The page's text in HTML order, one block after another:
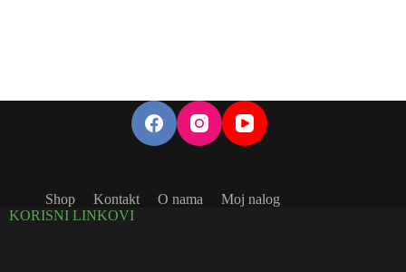
Shop Kontakt O nama
Moj nalog
KORISNI LINKOVI